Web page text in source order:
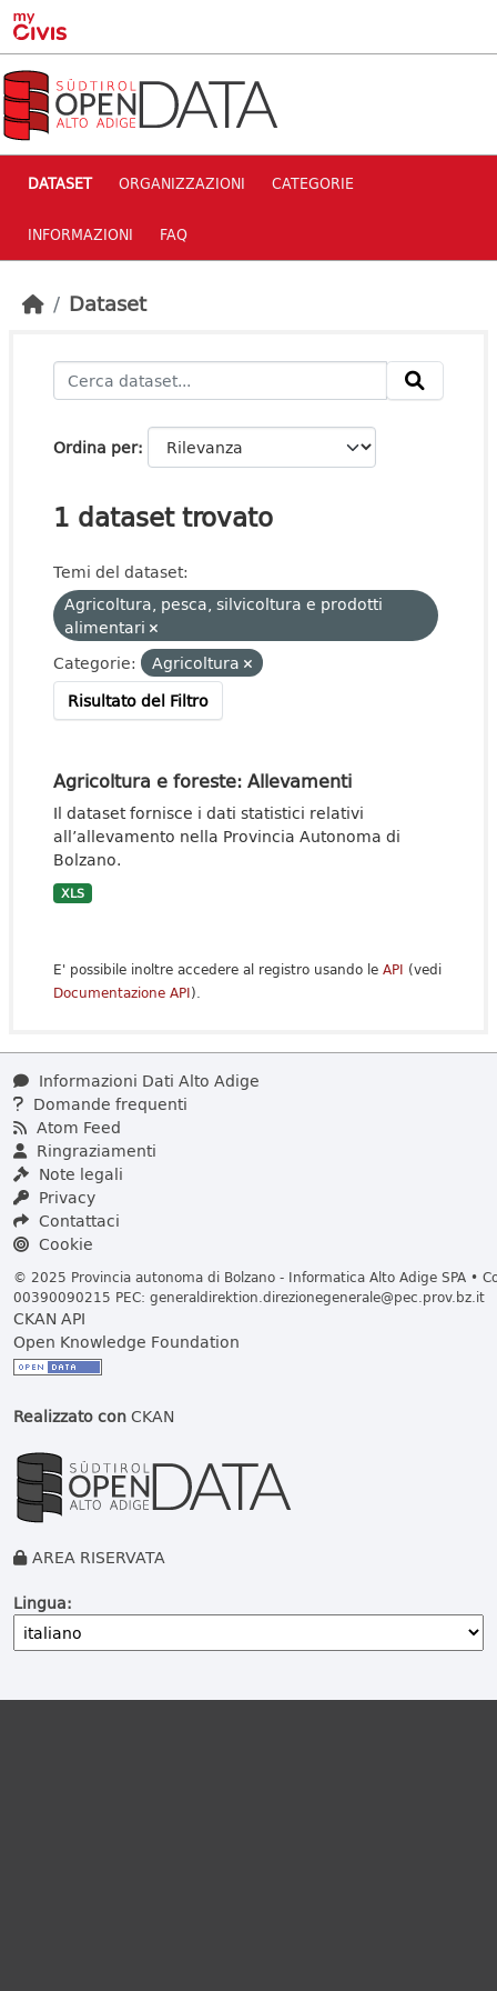
Skip to main content
DATASET ORGANIZZAZIONI CATEGORIE
INFORMAZIONI FAQ
Dataset
Ordina per
1 dataset trovato
Temi del dataset:
Agricoltura, pesca, silvicoltura e prodotti
alimentari
Categorie:
Agricoltura
Risultato del Filtro
Agricoltura e foreste: Allevamenti
Il dataset fornisce i dati statistici relativi
all’allevamento nella Provincia Autonoma di
Bolzano.
XLS
E' possibile inoltre accedere al registro usando le API (vedi
Documentazione API).
Informazioni Dati Alto Adige
Domande frequenti
Atom Feed
Ringraziamenti
Note legali
Privacy
Contattaci
Cookie
© 2025 Provincia autonoma di Bolzano - Informatica Alto Adige SPA •
00390090215 PEC: generaldirektion.direzionegenerale@pec.prov.bz.it
CKAN API
Open Knowledge Foundation
Realizzato conCKAN
AREA RISERVATA
Lingua